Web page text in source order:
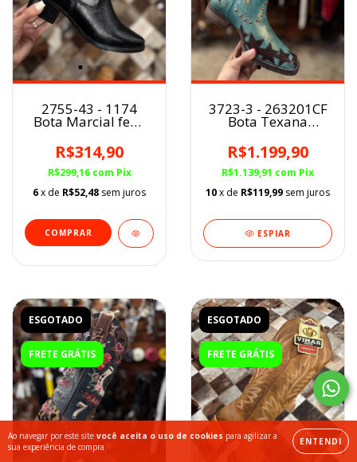
Ao navegar por este site você aceita o uso de cookies para agilizar a
sua experiência de compra.
ENTENDI
2755-43 - 1174
Bota Marcial fem.
R$314,90
R$299,16 com Pix
6x de R$52,48 sem juros
COMPRAR
3723-3 - 263201CF
Bota Texana
Flex Azul
R$1.199,90
R$1.139,91 com Pix
10x de R$119,99 sem juros
ESPIAR
ESGOTADO
FRETE GRÁTIS
ESGOTADO
FRETE GRÁTIS